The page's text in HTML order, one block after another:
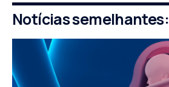
Notícias semelhantes: